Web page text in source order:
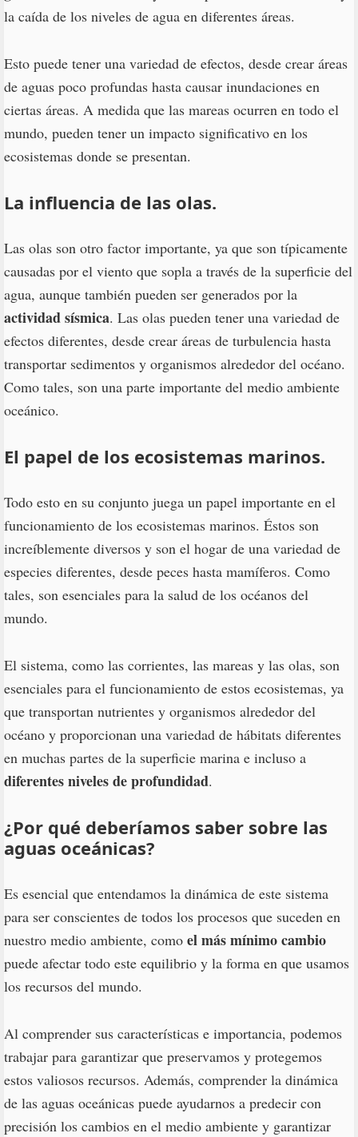
la caída de los niveles de agua en diferentes áreas.
Esto puede tener una variedad de efectos, desde crear áreas
de aguas poco profundas hasta causar inundaciones en
ciertas áreas. A medida que las mareas ocurren en todo el
mundo, pueden tener un impacto significativo en los
ecosistemas donde se presentan.
La influencia de las olas.
Las olas son otro factor importante, ya que son típicamente
causadas por el viento que sopla a través de la superficie del
agua, aunque también pueden ser generados por la
actividad sísmica. Las olas pueden tener una variedad de
efectos diferentes, desde crear áreas de turbulencia hasta
transportar sedimentos y organismos alrededor del océano.
Como tales, son una parte importante del medio ambiente
oceánico.
El papel de los ecosistemas marinos.
Todo esto en su conjunto juega un papel importante en el
funcionamiento de los ecosistemas marinos. Éstos son
increíblemente diversos y son el hogar de una variedad de
especies diferentes, desde peces hasta mamíferos. Como
tales, son esenciales para la salud de los océanos del
mundo.
El sistema, como las corrientes, las mareas y las olas, son
esenciales para el funcionamiento de estos ecosistemas, ya
que transportan nutrientes y organismos alrededor del
océano y proporcionan una variedad de hábitats diferentes
en muchas partes de la superficie marina e incluso a
diferentes niveles de profundidad.
¿Por qué deberíamos saber sobre las
aguas oceánicas?
Es esencial que entendamos la dinámica de este sistema
para ser conscientes de todos los procesos que suceden en
nuestro medio ambiente, como el más mínimo cambio
puede afectar todo este equilibrio y la forma en que usamos
los recursos del mundo.
Al comprender sus características e importancia, podemos
trabajar para garantizar que preservamos y protegemos
estos valiosos recursos. Además, comprender la dinámica
de las aguas oceánicas puede ayudarnos a predecir con
precisión los cambios en el medio ambiente y garantizar